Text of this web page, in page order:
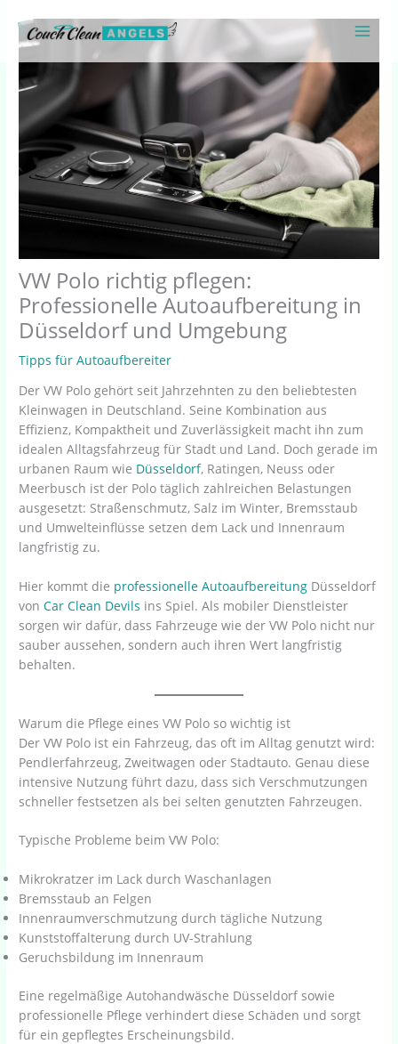
Inhalt
springen
VW Polo richtig pflegen:
Professionelle Autoaufbereitung in
Düsseldorf und Umgebung
Tipps für Autoaufbereiter
Der VW Polo gehört seit Jahrzehnten zu den beliebtesten
Kleinwagen in Deutschland. Seine Kombination aus
Effizienz, Kompaktheit und Zuverlässigkeit macht ihn zum
idealen Alltagsfahrzeug für Stadt und Land. Doch gerade im
urbanen Raum wie Düsseldorf, Ratingen, Neuss oder
Meerbusch ist der Polo täglich zahlreichen Belastungen
ausgesetzt: Straßenschmutz, Salz im Winter, Bremsstaub
und Umwelteinflüsse setzen dem Lack und Innenraum
langfristig zu.
Hier kommt die professionelle Autoaufbereitung Düsseldorf
vonCar Clean Devils ins Spiel. Als mobiler Dienstleister
sorgen wir dafür, dass Fahrzeuge wie der VW Polo nicht nur
sauber aussehen, sondern auch ihren Wert langfristig
behalten.
Warum die Pflege eines VW Polo so wichtig ist
Der VW Polo ist ein Fahrzeug, das oft im Alltag genutzt wird:
Pendlerfahrzeug, Zweitwagen oder Stadtauto. Genau diese
intensive Nutzung führt dazu, dass sich Verschmutzungen
schneller festsetzen als bei selten genutzten Fahrzeugen.
Typische Probleme beim VW Polo:
Mikrokratzer im Lack durch Waschanlagen
Bremsstaub an Felgen
Innenraumverschmutzung durch tägliche Nutzung
Kunststoffalterung durch UV-Strahlung
Geruchsbildung im Innenraum
Eine regelmäßige Autohandwäsche Düsseldorf sowie
professionelle Pflege verhindert diese Schäden und sorgt
für ein gepflegtes Erscheinungsbild.